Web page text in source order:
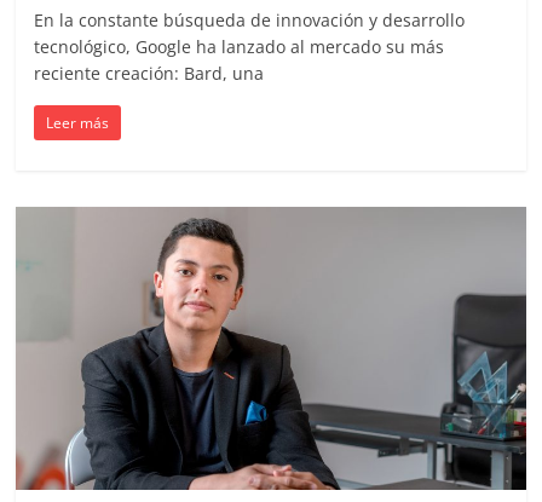
En la constante búsqueda de innovación y desarrollo
tecnológico, Google ha lanzado al mercado su más
reciente creación: Bard, una
Leer más